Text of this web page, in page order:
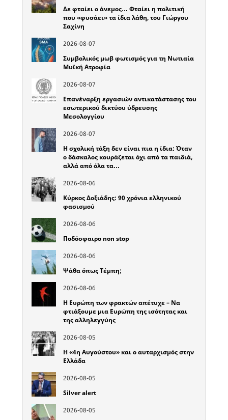
Δε φταίει ο άνεμος… Φταίει η πολιτική
που «φυσάει» τα ίδια λάθη, του Γιώργου
Σαχίνη
2026-08-07
Συμβολικός μωβ φωτισμός για τη Νωτιαία
Μυϊκή Ατροφία
2026-08-07
Επανέναρξη εργασιών αντικατάστασης του
εσωτερικού δικτύου ύδρευσης
Μεσολογγίου
2026-08-07
Η σχολική τάξη δεν είναι πια η ίδια: Όταν
ο δάσκαλος κουράζεται όχι από τα παιδιά,
αλλά από όλα τα…
2026-08-06
Κύρκος Δοξιάδης: 90 χρόνια ελληνικού
φασισμού
2026-08-06
Ποδόσφαιρο non stop
2026-08-06
Ψάθα όπως Τέμπη;
2026-08-06
Η Ευρώπη των φρακτών απέτυχε – Να
φτιάξουμε μια Ευρώπη της ισότητας και
της αλληλεγγύης
2026-08-05
Η «4η Αυγούστου» και ο αυταρχισμός στην
Ελλάδα
2026-08-05
Silver alert
2026-08-05